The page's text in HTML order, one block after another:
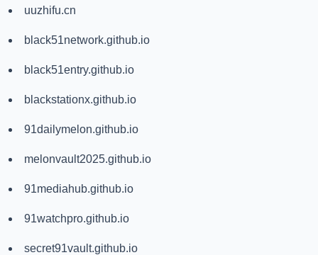
uuzhifu.cn
black51network.github.io
black51entry.github.io
blackstationx.github.io
91dailymelon.github.io
melonvault2025.github.io
91mediahub.github.io
91watchpro.github.io
secret91vault.github.io